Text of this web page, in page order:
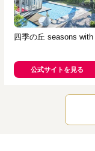
四季の丘 seasons with
公式サイトを見る